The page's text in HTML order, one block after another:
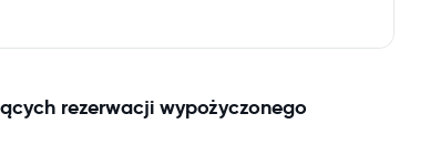
rezerwacji wypożyczonego